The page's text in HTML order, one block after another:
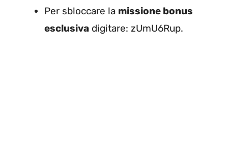
Per sbloccare la missione bonus
esclusiva digitare: zUmU6Rup.